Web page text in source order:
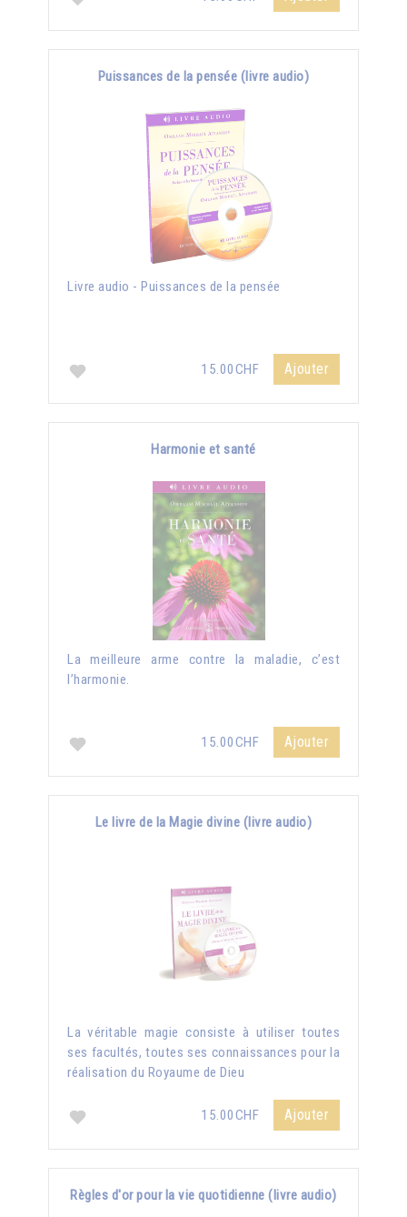
Puissances de la pensée (livre audio)
Livre audio - Puissances de la pensée
15.00CHF Ajouter
Harmonie et santé
La meilleure arme contre la maladie, c’est
l’harmonie.
15.00CHF Ajouter
Le livre de la Magie divine (livre audio)
La véritable magie consiste à utiliser toutes
ses facultés, toutes ses connaissances pour la
réalisation du Royaume de Dieu
15.00CHF Ajouter
Règles d'or pour la vie quotidienne (livre audio)